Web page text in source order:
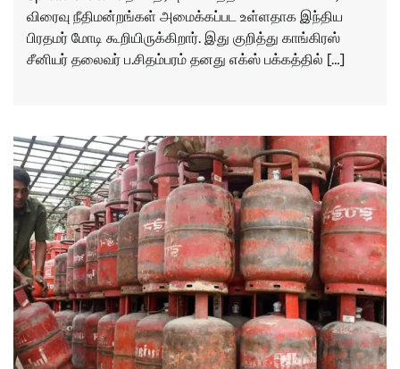
விரைவு நீதிமன்றங்கள் அமைக்கப்பட உள்ளதாக இந்திய
பிரதமர் மோடி கூறியிருக்கிறார். இது குறித்து காங்கிரஸ்
சீனியர் தலைவர் ப.சிதம்பரம் தனது எக்ஸ் பக்கத்தில் […]